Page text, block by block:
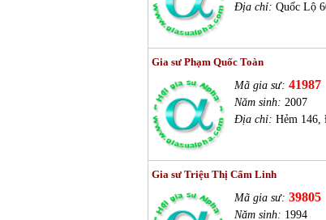
Địa chỉ: Quốc Lộ
Gia sư Phạm Quốc Toàn
Mã gia sư: 41987
Năm sinh: 2007
Địa chỉ: Hẻm 146,
Gia sư Triệu Thị Cẩm Linh
Mã gia sư: 39805
Năm sinh: 1994